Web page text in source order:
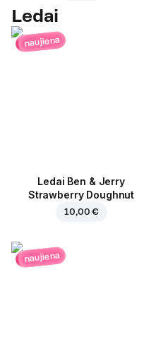
Ledai
naujiena
Ledai Ben & Jerry
Strawberry Doughnut
10,00 €
naujiena